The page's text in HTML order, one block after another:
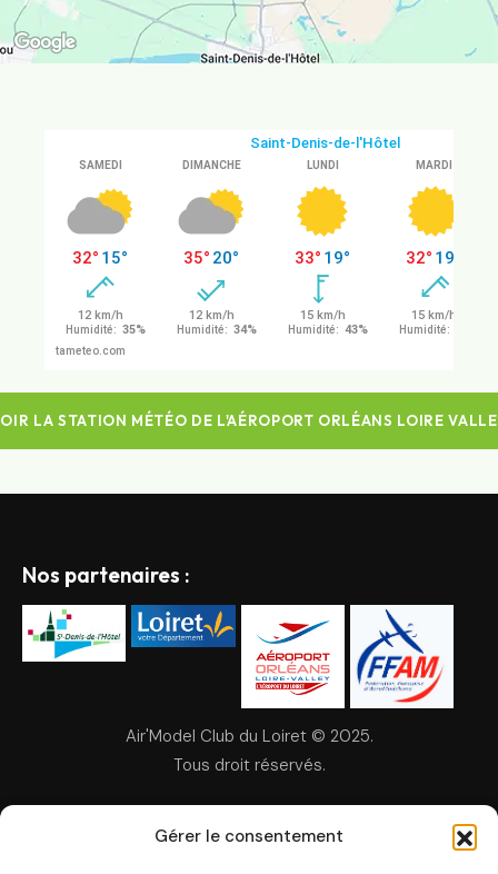
Gérer le consentement
LA STATION MÉTÉO DE L'AÉROPORT ORLÉANS LOIRE
Air'Model Club du Loiret © 2025.
Tous droit réservés.
Nos partenaires :